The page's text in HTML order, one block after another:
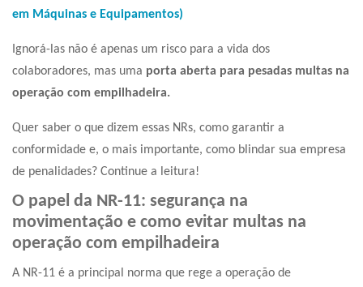
em Máquinas e Equipamentos)
Ignorá-las não é apenas um risco para a vida dos
colaboradores, mas uma porta aberta para pesadas multas na
operação com empilhadeira.
Quer saber o que dizem essas NRs, como garantir a
conformidade e, o mais importante, como blindar sua empresa
de penalidades? Continue a leitura!
O papel da NR-11: segurança na
movimentação e como evitar multas na
operação com empilhadeira
A NR-11 é a principal norma que rege a operação de